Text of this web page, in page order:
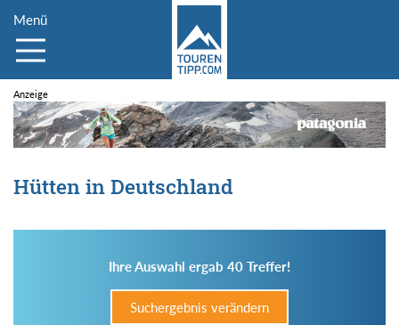
Menü
Hütten in Deutschland
Ihre Auswahl ergab 40 Treffer!
Suchergebnis verändern